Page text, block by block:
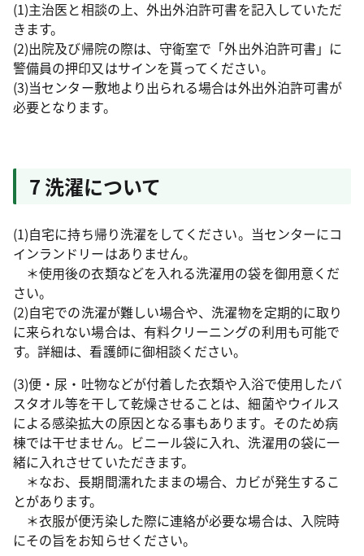
(1)主治医と相談の上、外出外泊許可書を記入していただ
きます。
(2)出院及び帰院の際は、守衛室で「外出外泊許可書」に
警備員の押印又はサインを貰ってください。
(3)当センター敷地より出られる場合は外出外泊許可書が
必要となります。
7 洗濯について
(1)自宅に持ち帰り洗濯をしてください。当センターにコ
インランドリーはありません。
＊使用後の衣類などを入れる洗濯用の袋を御用意くだ
さい。
(2)自宅での洗濯が難しい場合や、洗濯物を定期的に取り
に来られない場合は、有料クリーニングの利用も可能で
す。詳細は、看護師に御相談ください。
(3)便・尿・吐物などが付着した衣類や入浴で使用したバ
スタオル等を干して乾燥させることは、細菌やウイルス
による感染拡大の原因となる事もあります。そのため病
棟では干せません。ビニール袋に入れ、洗濯用の袋に一
緒に入れさせていただきます。
＊なお、長期間濡れたままの場合、カビが発生するこ
とがあります。
＊衣服が便汚染した際に連絡が必要な場合は、入院時
にその旨をお知らせください。